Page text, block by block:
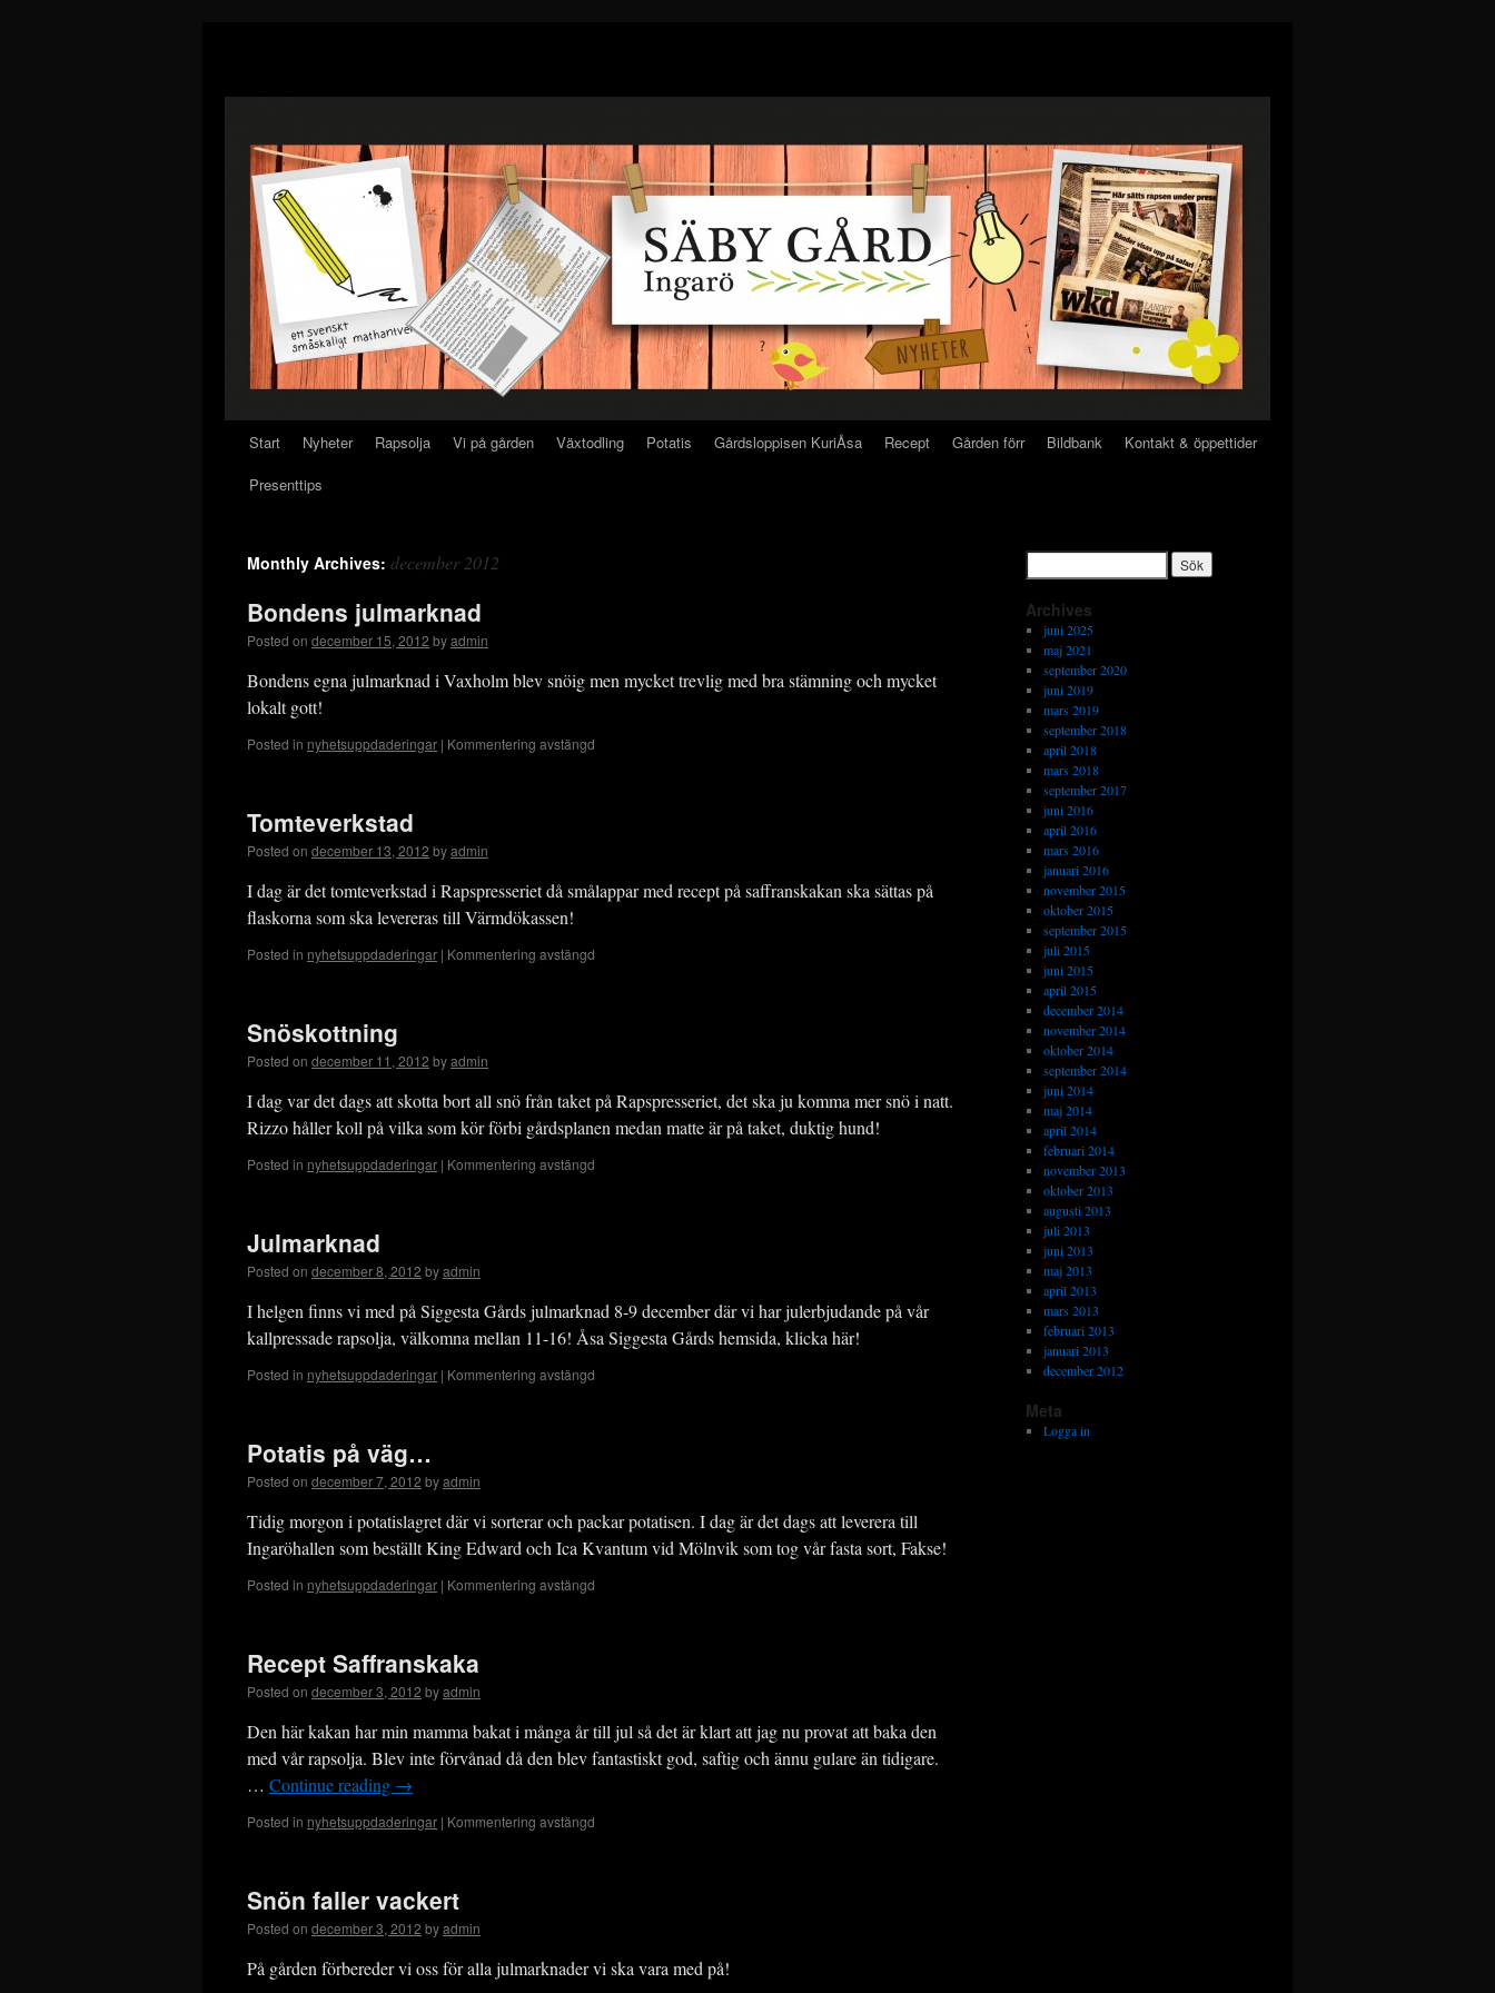
Start Nyheter Rapsolja Vi på gården Växtodling Potatis Gårdsloppisen KuriÅsa Recept Gården förr Bildbank
Kontakt & öppettider
Presenttips
Monthly Archives: december 2012
Bondens julmarknad
Posted on december 15, 2012 byadmin
Bondens egna julmarknad i Vaxholm blev snöig men mycket trevlig med bra stämning och mycket
lokalt gott!
Posted in nyhetsuppdaderingar | Kommentering avstängd
Tomteverkstad
Posted on december 13, 2012 byadmin
I dag är det tomteverkstad i Rapspresseriet då smålappar med recept på saffranskakan ska sättas på
flaskorna som ska levereras till Värmdökassen!
Posted in nyhetsuppdaderingar | Kommentering avstängd
Snöskottning
Posted on december 11, 2012 byadmin
I dag var det dags att skotta bort all snö från taket på Rapspresseriet, det ska ju komma mer snö i natt.
Rizzo håller koll på vilka som kör förbi gårdsplanen medan matte är på taket, duktig hund!
Posted in nyhetsuppdaderingar | Kommentering avstängd
Julmarknad
Posted on december 8, 2012 byadmin
I helgen finns vi med på Siggesta Gårds julmarknad 8-9 december där vi har julerbjudande på vår
kallpressade rapsolja, välkomna mellan 11-16! Åsa Siggesta Gårds hemsida, klicka här!
Posted in nyhetsuppdaderingar | Kommentering avstängd
Potatis på väg…
Posted on december 7, 2012 byadmin
Tidig morgon i potatislagret där vi sorterar och packar potatisen. I dag är det dags att leverera till
Ingaröhallen som beställt King Edward och Ica Kvantum vid Mölnvik som tog vår fasta sort, Fakse!
Posted in nyhetsuppdaderingar | Kommentering avstängd
Recept Saffranskaka
Posted on december 3, 2012 byadmin
Den här kakan har min mamma bakat i många år till jul så det är klart att jag nu provat att baka den
med vår rapsolja. Blev inte förvånad då den blev fantastiskt god, saftig och ännu gulare än tidigare.
… Continue reading →
Posted in nyhetsuppdaderingar | Kommentering avstängd
Snön faller vackert
Posted on december 3, 2012 byadmin
På gården förbereder vi oss för alla julmarknader vi ska vara med på!
Archives
juni 2025
maj 2021
september 2020
juni 2019
mars 2019
september 2018
april 2018
mars 2018
september 2017
juni 2016
april 2016
mars 2016
januari 2016
november 2015
oktober 2015
september 2015
juli 2015
juni 2015
april 2015
december 2014
november 2014
oktober 2014
september 2014
juni 2014
maj 2014
april 2014
februari 2014
november 2013
oktober 2013
augusti 2013
juli 2013
juni 2013
maj 2013
april 2013
mars 2013
februari 2013
januari 2013
december 2012
Meta
Logga in